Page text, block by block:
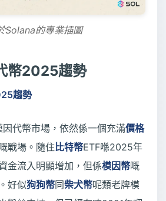
Solana的專業插圖
幣2025趨勢
趨勢
代幣市場，依然係一個充滿價格
嘅戰場。隨住比特幣ETF喺2025年
金流入明顯增加，但係模因幣嘅
好似狗狗幣同柴犬幣呢類老牌模